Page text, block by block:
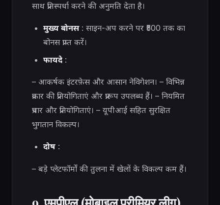
साथ प्रतिस्पर्धा करने की अनुमति देता है।
मुख्य बोनस: साइन-अप करने पर ₹500 तक का
बोनस प्राप्त करें।
फायदे:
– आकर्षक इंटरफ़ेस और आसान नेविगेशन। – विभिन्न
प्रकार की प्रतियोगिताएं और प्रारूप उपलब्ध हैं। – नियमित
प्रचार और प्रतियोगिताएं। – यूपीआई सहित सुरक्षित
भुगतान विकल्प।
दोष:
– बड़े प्लेटफॉर्मों की तुलना में खेलों के विकल्प कम हैं।